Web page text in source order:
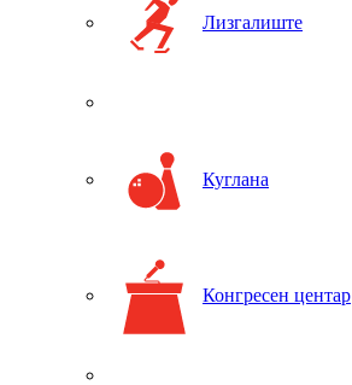
Лизгалиште
Куглана
Конгресен центар